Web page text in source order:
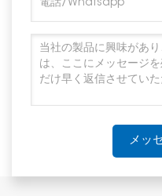
メッ